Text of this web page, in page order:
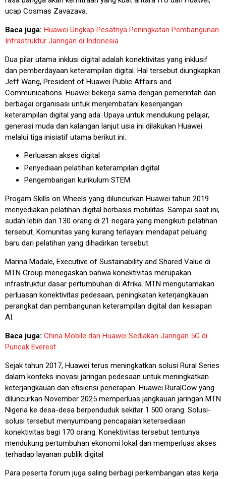
ucap Cosmas Zavazava.
Baca juga: Huawei Ungkap Pesatnya Peningkatan Pembangunan
Infrastruktur Jaringan di Indonesia
Dua pilar utama inklusi digital adalah konektivitas yang inklusif
dan pemberdayaan keterampilan digital. Hal tersebut diungkapkan
Jeff Wang, President of Huawei Public Affairs and
Communications. Huawei bekerja sama dengan pemerintah dan
berbagai organisasi untuk menjembatani kesenjangan
keterampilan digital yang ada. Upaya untuk mendukung pelajar,
generasi muda dan kalangan lanjut usia ini dilakukan Huawei
melalui tiga inisiatif utama berikut ini:
Perluasan akses digital
Penyediaan pelatihan keterampilan digital
Pengembangan kurikulum STEM
Progam Skills on Wheels yang diluncurkan Huawei tahun 2019
menyediakan pelatihan digital berbasis mobilitas. Sampai saat ini,
sudah lebih dari 130 orang di 21 negara yang mengikuti pelatihan
tersebut. Komunitas yang kurang terlayani mendapat peluang
baru dari pelatihan yang dihadirkan tersebut.
Marina Madale, Executive of Sustainability and Shared Value di
MTN Group menegaskan bahwa konektivitas merupakan
infrastruktur dasar pertumbuhan di Afrika. MTN mengutamakan
perluasan konektivitas pedesaan, peningkatan keterjangkauan
perangkat dan pembangunan keterampilan digital dan kesiapan
AI.
Baca juga: China Mobile dan Huawei Sediakan Jaringan 5G di
Puncak Everest
Sejak tahun 2017, Huawei terus meningkatkan solusi Rural Series
dalam konteks inovasi jaringan pedesaan untuk meningkatkan
keterjangkauan dan efisiensi penerapan. Huawei RuralCow yang
diluncurkan November 2025 memperluas jangkauan jaringan MTN
Nigeria ke desa-desa berpenduduk sekitar 1.500 orang. Solusi-
solusi tersebut menyumbang pencapaian ketersediaan
konektivitas bagi 170 orang. Konektivitas tersebut tentunya
mendukung pertumbuhan ekonomi lokal dan memperluas akses
terhadap layanan publik digital
Para peserta forum juga saling berbagi perkembangan atas kerja